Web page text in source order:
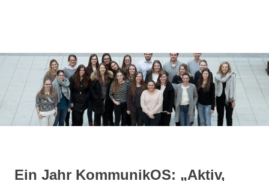
Zum
springen
am
Campus
e.V.
Ein Jahr KommunikOS: „Aktiv,